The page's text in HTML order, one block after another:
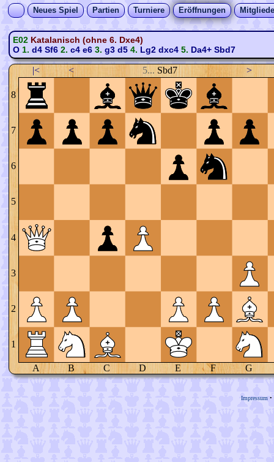
Neues Spiel Partien Turniere Eröffnungen
E02 Katalanisch (ohne 6. Dxe4)
O1. d4 Sf62. c4 e63. g3 d54. Lg2 dxc45. Da4+ Sbd7
|< < 5... Sbd7 >
8
7
6
5
4
3
2
1
A B C D E F G
Impressum •